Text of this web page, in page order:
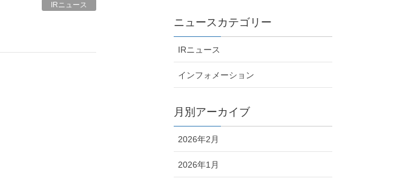
IRニュース
ニュースカテゴリー
IRニュース
インフォメーション
月別アーカイブ
2026年2月
2026年1月